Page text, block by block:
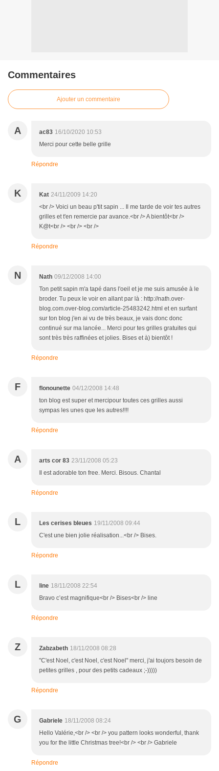
Commentaires
Ajouter un commentaire
A ac83 16/10/2020 10:53
Merci pour cette belle grille
Répondre
K Kat 24/11/2009 14:20
<br /> Voici un beau p'tit sapin ... Il me tarde de voir tes autres
grilles et t'en remercie par avance.<br /> A bientôt<br />
K@t<br /> <br /> <br />
Répondre
N Nath 09/12/2008 14:00
Ton petit sapin m'a tapé dans l'oeil et je me suis amusée à le
broder. Tu peux le voir en allant par là : http://nath.over-
blog.com.over-blog.com/article-25483242.html et en surfant
sur ton blog j'en ai vu de très beaux, je vais donc donc
continué sur ma lancée... Merci pour tes grilles gratuites qui
sont très très raffinées et jolies. Bises et à) bientôt !
Répondre
F flonounette 04/12/2008 14:48
ton blog est super et mercipour toutes ces grilles aussi
sympas les unes que les autres!!!!
Répondre
A arts cor 83 23/11/2008 05:23
Il est adorable ton free. Merci. Bisous. Chantal
Répondre
L Les cerises bleues 19/11/2008 09:44
C'est une bien jolie réalisation...<br /> Bises.
Répondre
L line 18/11/2008 22:54
Bravo c’est magnifique<br /> Bises<br /> line
Répondre
Z Zabzabeth 18/11/2008 08:28
"C'est Noel, c'est Noel, c'est Noel" merci, j'ai toujors besoin de
petites grilles , pour des petits cadeaux ;-)))))
Répondre
G Gabriele 18/11/2008 08:24
Hello Valérie,<br /> <br /> you pattern looks wonderful, thank
you for the little Christmas tree!<br /> <br /> Gabriele
Répondre